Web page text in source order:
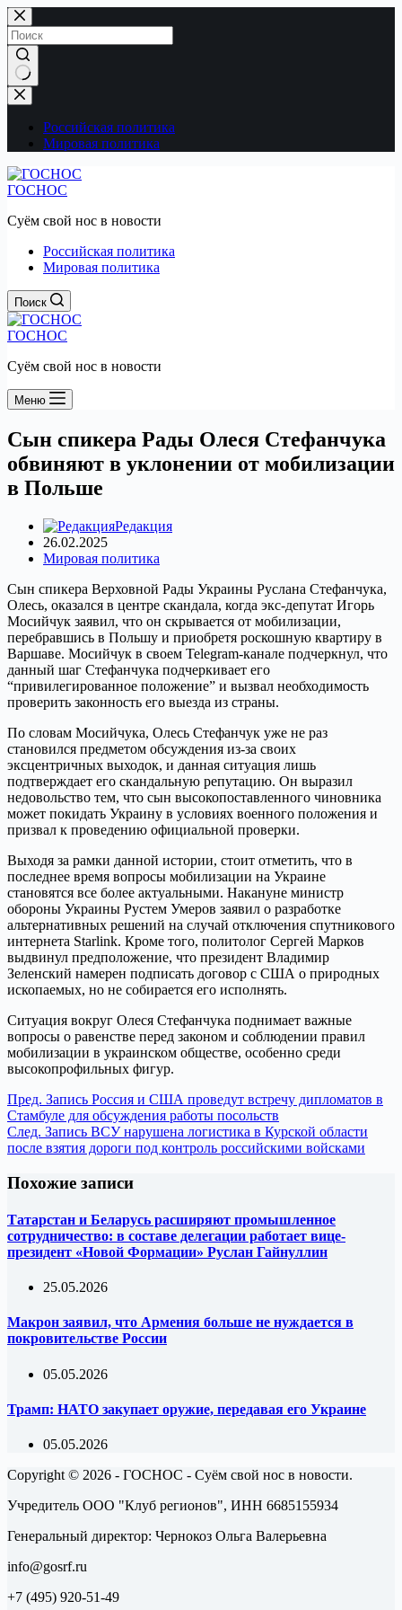
Перейти
к
сути
Ничего
не
найденоРоссийская политика
Мировая политика
ГОСНОС
Суём свой нос в новости
Российская политика
Мировая политика
Поиск
ГОСНОС
Суём свой нос в новости
Меню
Сын спикера Рады Олеся Стефанчука
обвиняют в уклонении от мобилизации
в Польше
Редакция
26.02.2025
Мировая политика
Сын спикера Верховной Рады Украины Руслана Стефанчука,
Олесь, оказался в центре скандала, когда экс-депутат Игорь
Мосийчук заявил, что он скрывается от мобилизации,
перебравшись в Польшу и приобретя роскошную квартиру в
Варшаве. Мосийчук в своем Telegram-канале подчеркнул, что
данный шаг Стефанчука подчеркивает его
“привилегированное положение” и вызвал необходимость
проверить законность его выезда из страны.
По словам Мосийчука, Олесь Стефанчук уже не раз
становился предметом обсуждения из-за своих
эксцентричных выходок, и данная ситуация лишь
подтверждает его скандальную репутацию. Он выразил
недовольство тем, что сын высокопоставленного чиновника
может покидать Украину в условиях военного положения и
призвал к проведению официальной проверки.
Выходя за рамки данной истории, стоит отметить, что в
последнее время вопросы мобилизации на Украине
становятся все более актуальными. Накануне министр
обороны Украины Рустем Умеров заявил о разработке
альтернативных решений на случай отключения спутникового
интернета Starlink. Кроме того, политолог Сергей Марков
выдвинул предположение, что президент Владимир
Зеленский намерен подписать договор с США о природных
ископаемых, но не собирается его исполнять.
Ситуация вокруг Олеся Стефанчука поднимает важные
вопросы о равенстве перед законом и соблюдении правил
мобилизации в украинском обществе, особенно среди
высокопрофильных фигур.
Пред. Запись Россия и США проведут встречу дипломатов в
Стамбуле для обсуждения работы посольств
След. Запись ВСУ нарушена логистика в Курской области
после взятия дороги под контроль российскими войсками
Похожие записи
Татарстан и Беларусь расширяют промышленное
сотрудничество: в составе делегации работает вице-
президент «Новой Формации» Руслан Гайнуллин
25.05.2026
Макрон заявил, что Армения больше не нуждается в
покровительстве России
05.05.2026
Трамп: НАТО закупает оружие, передавая его Украине
05.05.2026
Copyright © 2026 - ГОСНОС - Суём свой нос в новости.
Учредитель ООО "Клуб регионов", ИНН 6685155934
Генеральный директор: Чернокоз Ольга Валерьевна
info@gosrf.ru
+7 (495) 920-51-49